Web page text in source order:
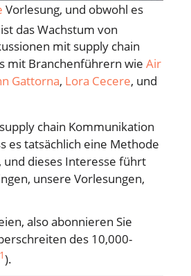
Vorlesung, und obwohl es
das Wachstum von
mit supply chain
mit Branchenführern wie Air
Gattorna, Lora Cecere, und
chain Kommunikation
es tatsächlich eine Methode
und dieses Interesse führt
unsere Vorlesungen,
also abonnieren Sie
des 10,000-
1).